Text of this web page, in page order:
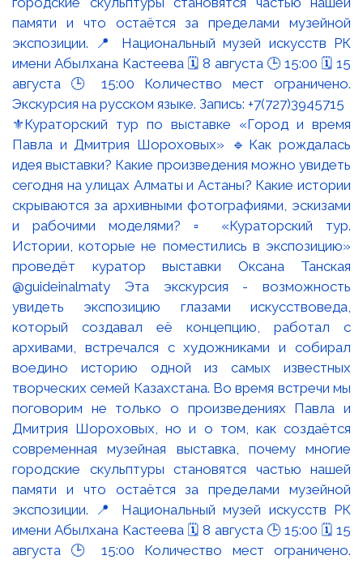
⚜️Кураторский тур по выставке «Город и время
Павла и Дмитрия Шороховых» 🔹Как рождалась
идея выставки? Какие произведения можно увидеть
сегодня на улицах Алматы и Астаны? Какие истории
скрываются за архивными фотографиями, эскизами
и рабочими моделями? ▫️ «Кураторский тур.
Истории, которые не поместились в экспозицию»
проведёт куратор выставки Оксана Танская
@guideinalmaty Эта экскурсия - возможность
увидеть экспозицию глазами искусствоведа,
который создавал её концепцию, работал с
архивами, встречался с художниками и собирал
воедино историю одной из самых известных
творческих семей Казахстана. Во время встречи мы
поговорим не только о произведениях Павла и
Дмитрия Шороховых, но и о том, как создаётся
современная музейная выставка, почему многие
городские скульптуры становятся частью нашей
памяти и что остаётся за пределами музейной
экспозиции. 📍 Национальный музей искусств РК
имени Абылхана Кастеева 🗓 8 августа 🕒 15:00 🗓 15
августа 🕒 15:00 Количество мест ограничено.